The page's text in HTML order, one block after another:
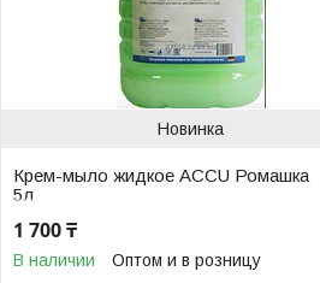
Новинка
Крем-мыло жидкое ACCU Ромашка
5л
1 700 ₸
В наличии Оптом и в розницу